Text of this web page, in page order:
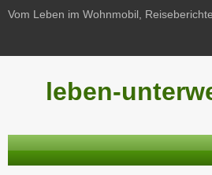
Vom Leben im Wohnmobil,
leben-